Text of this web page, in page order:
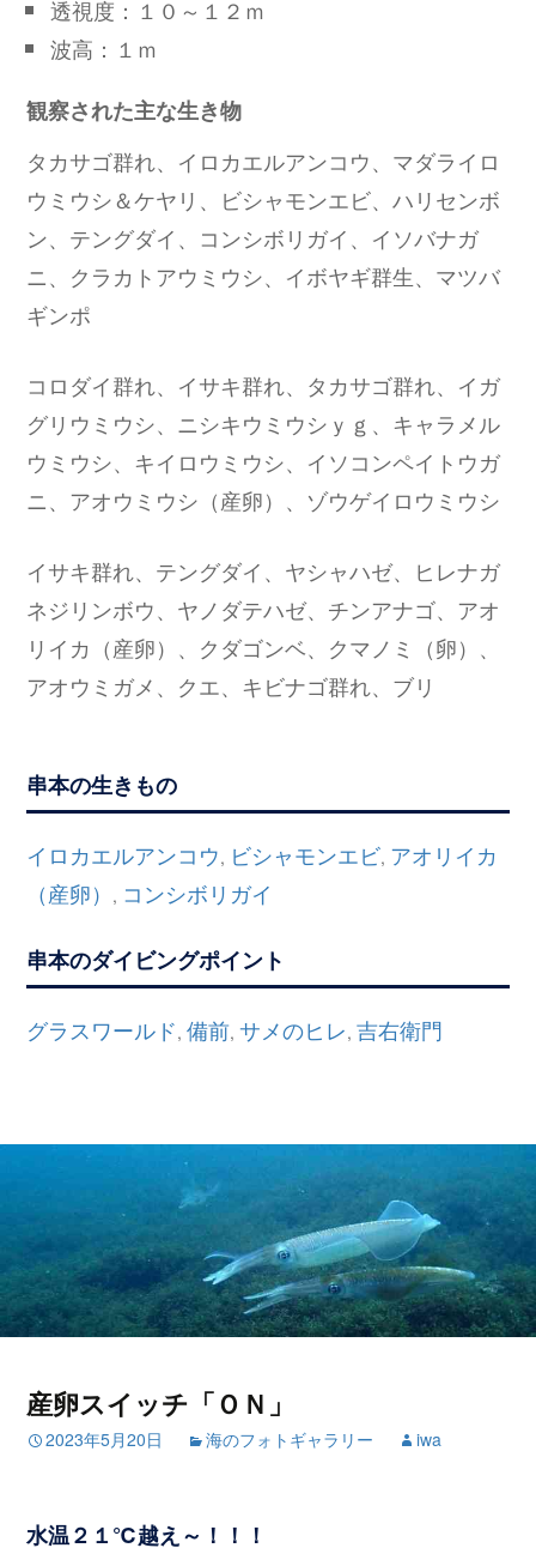
透視度：１０～１２ｍ
波高：１ｍ
観察された主な生き物
タカサゴ群れ、イロカエルアンコウ、マダライロ
ウミウシ＆ケヤリ、ビシャモンエビ、ハリセンボ
ン、テングダイ、コンシボリガイ、イソバナガ
ニ、クラカトアウミウシ、イボヤギ群生、マツバ
ギンポ
コロダイ群れ、イサキ群れ、タカサゴ群れ、イガ
グリウミウシ、ニシキウミウシｙｇ、キャラメル
ウミウシ、キイロウミウシ、イソコンペイトウガ
ニ、アオウミウシ（産卵）、ゾウゲイロウミウシ
イサキ群れ、テングダイ、ヤシャハゼ、ヒレナガ
ネジリンボウ、ヤノダテハゼ、チンアナゴ、アオ
リイカ（産卵）、クダゴンベ、クマノミ（卵）、
アオウミガメ、クエ、キビナゴ群れ、ブリ
串本の生きもの
イロカエルアンコウ, ビシャモンエビ, アオリイカ
（産卵） , コンシボリガイ
串本のダイビングポイント
グラスワールド,備前,サメのヒレ,吉右衛門
産卵スイッチ「ＯＮ」
2023年5月20日 海のフォトギャラリー iwa
水温２１℃越え～！！！